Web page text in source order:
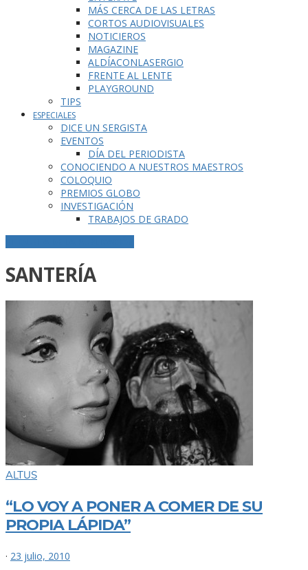
MÁS CERCA DE LAS LETRAS
CORTOS AUDIOVISUALES
NOTICIEROS
MAGAZINE
ALDÍACONLASERGIO
FRENTE AL LENTE
PLAYGROUND
TIPS
ESPECIALES
DICE UN SERGISTA
EVENTOS
DÍA DEL PERIODISTA
CONOCIENDO A NUESTROS MAESTROS
COLOQUIO
PREMIOS GLOBO
INVESTIGACIÓN
TRABAJOS DE GRADO
SANTERÍA
ALTUS
“LO VOY A PONER A COMER DE SU
PROPIA LÁPIDA”
· 23 julio, 2010